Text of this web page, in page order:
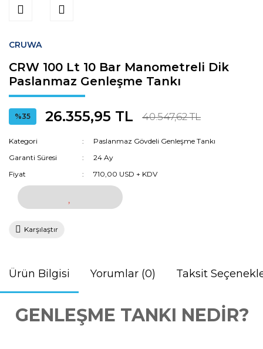
CRUWA
CRW 100 Lt 10 Bar Manometreli Dik
Paslanmaz Genleşme Tankı
%35 26.355,95 TL 40.547,62 TL
Kategori
Paslanmaz Gövdeli Genleşme Tankı
Garanti Süresi
24 Ay
Fiyat
710,00 USD + KDV
Karşılaştır
Ürün Bilgisi Yorumlar (0) Taksit
GENLEŞME TANKI NEDİR?